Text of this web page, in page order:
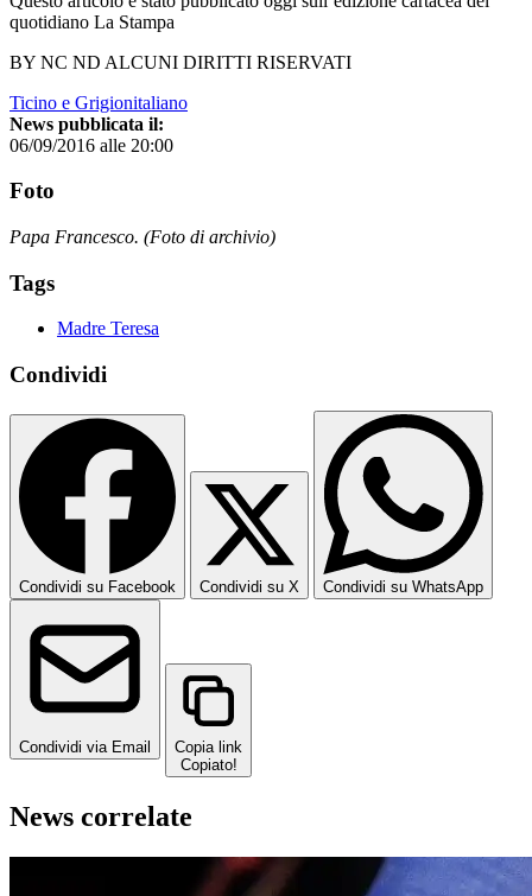
quotidiano La Stampa
BY NC ND ALCUNI DIRITTI RISERVATI
Ticino e Grigionitaliano
News pubblicata il:
06/09/2016 alle 20:00
Foto
Papa Francesco. (Foto di archivio)
Tags
Madre Teresa
Condividi
Condividi su Facebook Condividi su X Condividi su WhatsApp
Condividi via Email
Copia link
Copiato!
News correlate